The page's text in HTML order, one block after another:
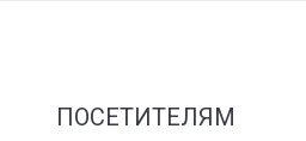
ПОСЕТИТЕЛЯМ